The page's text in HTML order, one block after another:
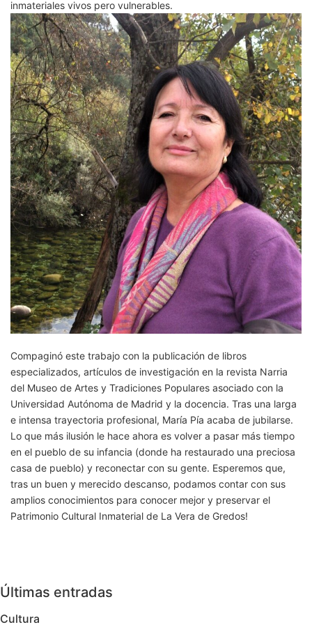
inmateriales vivos pero vulnerables.
Compaginó este trabajo con la publicación de libros
especializados, artículos de investigación en la revista Narria
del Museo de Artes y Tradiciones Populares asociado con la
Universidad Autónoma de Madrid y la docencia. Tras una larga
e intensa trayectoria profesional, María Pía acaba de jubilarse.
Lo que más ilusión le hace ahora es volver a pasar más tiempo
en el pueblo de su infancia (donde ha restaurado una preciosa
casa de pueblo) y reconectar con su gente. Esperemos que,
tras un buen y merecido descanso, podamos contar con sus
amplios conocimientos para conocer mejor y preservar el
Patrimonio Cultural Inmaterial de La Vera de Gredos!
Últimas entradas
Cultura